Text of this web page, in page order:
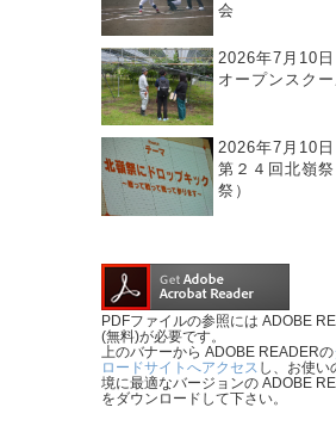
会
2026年7月10日
オープンスク
2026年7月10日
第２４回北嶺
祭）
PDFファイルの参照には ADOBE
(無料)が必要です。
上のバナーから ADOBE READERの
ロードサイトへアクセス し、お使い
境に最適なバージョンの ADOBE
をダウンロードして下さい。